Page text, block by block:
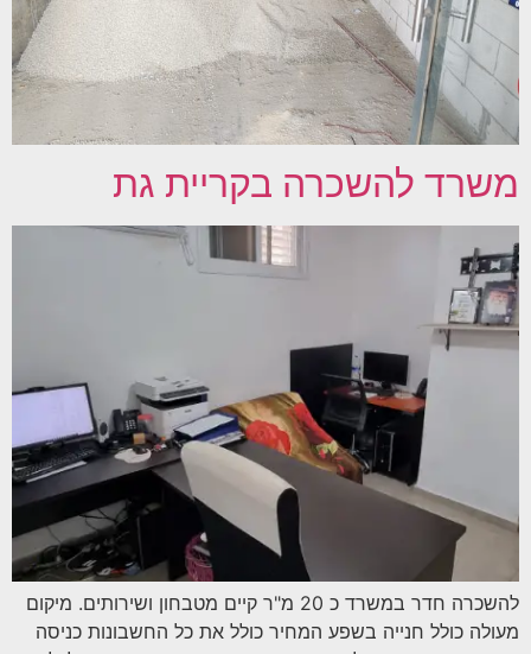
משרד להשכרה בקריית גת
להשכרה חדר במשרד כ 20 מ"ר קיים מטבחון ושירותים. מיקום
מעולה כולל חנייה בשפע המחיר כולל את כל החשבונות כניסה